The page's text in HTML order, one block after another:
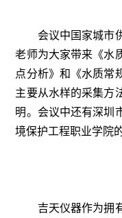
会议中国家城市供
老师为大家带来《水
点分析》和《水质常
主要从水样的采集方
明。会议中还有深圳
境保护工程职业学院
吉天仪器作为拥有